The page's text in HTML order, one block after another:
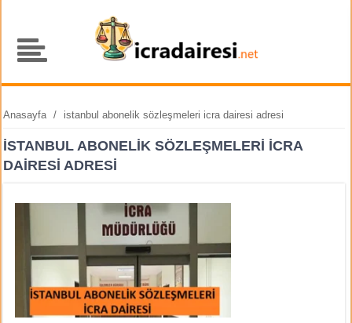
Anasayfa / istanbul abonelik sözleşmeleri icra dairesi adresi
ISTANBUL ABONELIK SÖZLEŞMELERI ICRA
DAIRESI ADRESI